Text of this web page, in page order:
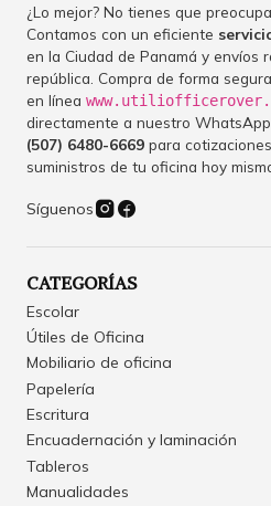
¿Lo mejor? No tienes que
Contamos con un eficiente
en la Ciudad de Panamá y envíos
república. Compra de forma
en línea
directamente a nuestro
(507) 6480-6669 para
suministros de tu oficina hoy
Síguenos
CATEGORÍAS
Escolar
Útiles de Oficina
Mobiliario de oficina
Papelería
Escritura
Encuadernación y laminación
Tableros
Manualidades